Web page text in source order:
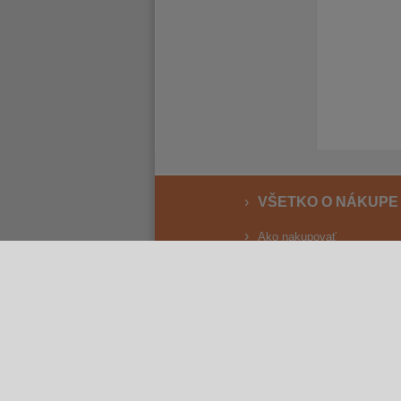
VŠETKO O NÁKUPE
Ako nakupovať